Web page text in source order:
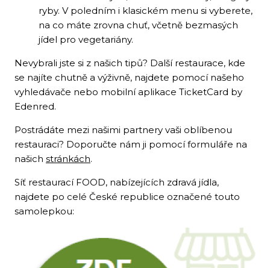
ryby. V poledním i klasickém menu si vyberete,
na co máte zrovna chuť, včetně bezmasých
jídel pro vegetariány.
Nevybrali jste si z našich tipů? Další restaurace, kde
se najíte chutně a výživně, najdete pomocí našeho
vyhledávače nebo mobilní aplikace TicketCard by
Edenred.
Postrádáte mezi našimi partnery vaši oblíbenou
restauraci? Doporučte nám ji pomocí formuláře na
našich stránkách.
Síť restaurací FOOD, nabízejících zdravá jídla,
najdete po celé České republice označené touto
samolepkou: